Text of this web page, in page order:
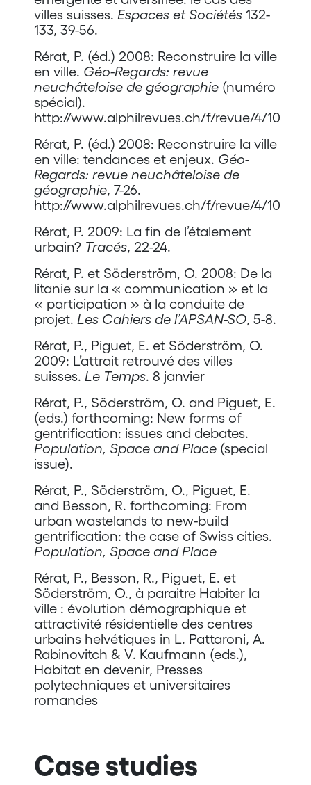
villes suisses. Espaces et Sociétés132-
133, 39-56.
Rérat, P. (éd.) 2008: Reconstruire la ville
en ville. Géo-Regards: revue
neuchâteloise de géographie(numéro
spécial).
http://www.alphilrevues.ch/f/revue/4/10
Rérat, P. (éd.) 2008: Reconstruire la ville
en ville: tendances et enjeux. Géo-
Regards: revue neuchâteloise de
géographie, 7-26.
http://www.alphilrevues.ch/f/revue/4/10
Rérat, P. 2009: La fin de l’étalement
urbain? Tracés, 22-24.
Rérat, P. et Söderström, O. 2008: De la
litanie sur la « communication » et la
« participation » à la conduite de
projet. Les Cahiers de l’APSAN-SO, 5-8.
Rérat, P., Piguet, E. et Söderström, O.
2009: L’attrait retrouvé des villes
suisses. Le Temps. 8 janvier
Rérat, P., Söderström, O. and Piguet, E.
(eds.) forthcoming: New forms of
gentrification: issues and debates.
Population, Space and Place(special
issue).
Rérat, P., Söderström, O., Piguet, E.
and Besson, R. forthcoming: From
urban wastelands to new-build
gentrification: the case of Swiss cities.
Population, Space and Place
Rérat, P., Besson, R., Piguet, E. et
Söderström, O., à paraitre Habiter la
ville : évolution démographique et
attractivité résidentielle des centres
urbains helvétiques in L. Pattaroni, A.
Rabinovitch & V. Kaufmann (eds.),
Habitat en devenir, Presses
polytechniques et universitaires
romandes
Case studies